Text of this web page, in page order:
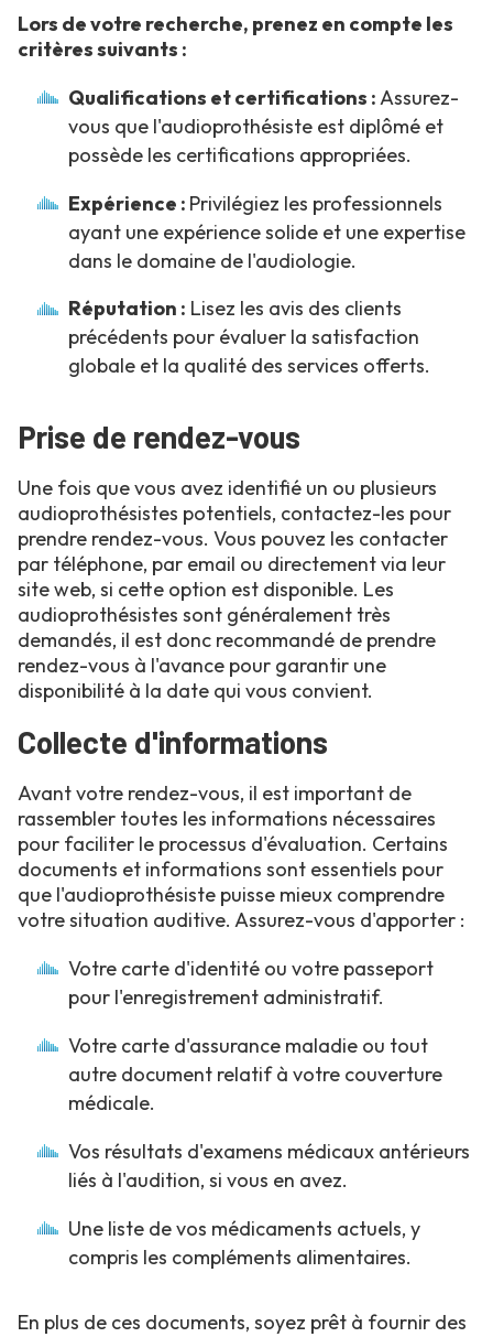
Lors de votre recherche, prenez en compte les
critères suivants :
Qualifications et certifications :Assurez-
vous que l'audioprothésiste est diplômé et
possède les certifications appropriées.
Expérience : Privilégiez les professionnels
ayant une expérience solide et une expertise
dans le domaine de l'audiologie.
Réputation : Lisez les avis des clients
précédents pour évaluer la satisfaction
globale et la qualité des services offerts.
Prise de rendez-vous
Une fois que vous avez identifié un ou plusieurs
audioprothésistes potentiels, contactez-les pour
prendre rendez-vous. Vous pouvez les contacter
par téléphone, par email ou directement via leur
site web, si cette option est disponible. Les
audioprothésistes sont généralement très
demandés, il est donc recommandé de prendre
rendez-vous à l'avance pour garantir une
disponibilité à la date qui vous convient.
Collecte d'informations
Avant votre rendez-vous, il est important de
rassembler toutes les informations nécessaires
pour faciliter le processus d'évaluation. Certains
documents et informations sont essentiels pour
que l'audioprothésiste puisse mieux comprendre
votre situation auditive. Assurez-vous d'apporter :
Votre carte d'identité ou votre passeport
pour l'enregistrement administratif.
Votre carte d'assurance maladie ou tout
autre document relatif à votre couverture
médicale.
Vos résultats d'examens médicaux antérieurs
liés à l'audition, si vous en avez.
Une liste de vos médicaments actuels, y
compris les compléments alimentaires.
En plus de ces documents, soyez prêt à fournir des